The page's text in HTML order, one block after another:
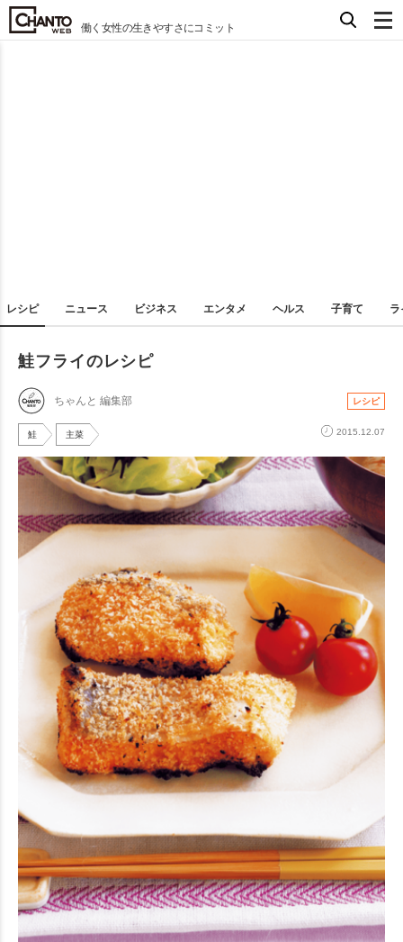
働く女性の生きやすさにコミット
レシピ ニュース ビジネス エンタメ ヘルス 子育て ラ
鮭フライのレシピ
ちゃんと 編集部 レシピ
鮭 主菜 2015.12.07